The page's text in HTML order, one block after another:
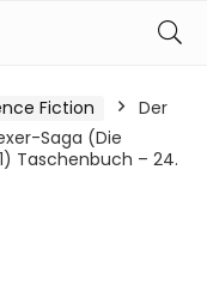
Fiction
Der
Saga (Die
Taschenbuch – 24.